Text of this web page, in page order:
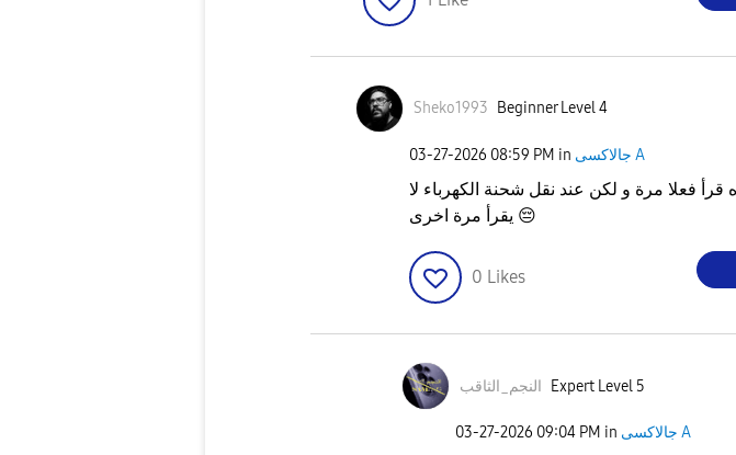
Sheko1993 Beginner Level 4
‎03-27-2026 08:59 PM in جالاكسى A
فعلا مرة و لكن عند نقل شحنة الكهرباء لا
😔
0 Likes
النجم_الثاقب Expert Level 5
‎03-27-2026 09:04 PM in جالاكسى A